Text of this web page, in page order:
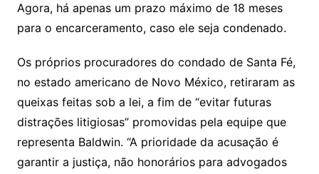
Agora, há apenas um prazo máximo de 18 meses
para o encarceramento, caso ele seja condenado.
Os próprios procuradores do condado de Santa Fé,
no estado americano de Novo México, retiraram as
queixas feitas sob a lei, a fim de “evitar futuras
distrações litigiosas” promovidas pela equipe que
representa Baldwin. “A prioridade da acusação é
garantir a justiça, não honorários para advogados